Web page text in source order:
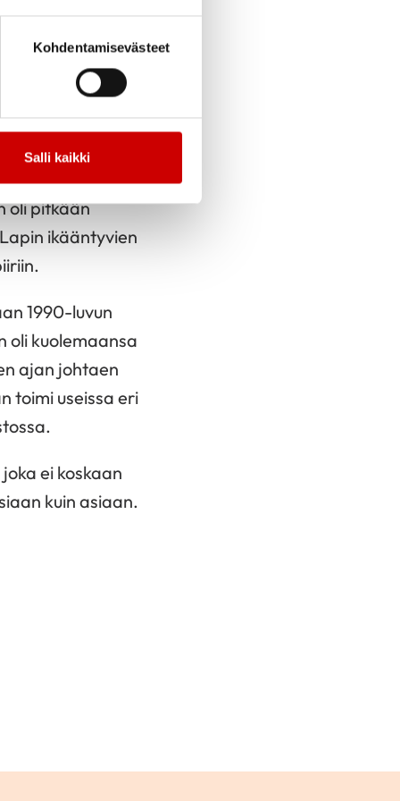
Kohdentamisevästeet
Salli kaikki
jonka kanssa hän
25 vuotta.
Lappia
joissa hän
aikaa moniin
oli pitkään
ikääntyvien
1990-luvun
oli kuolemaansa
ajan johtaen
toimi useissa eri
ei koskaan
kuin asiaan.